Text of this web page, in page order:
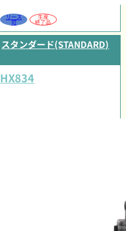
リース
可
生産
終了品
スタンダード(STANDARD)
HX834